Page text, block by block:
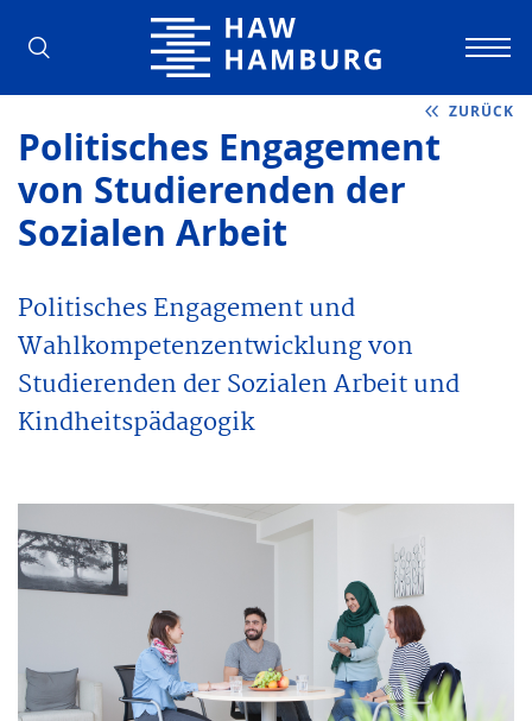
Hochschule für Angewandte
ZURÜCK
Politisches Engagement
von Studierenden der
Sozialen Arbeit
Politisches Engagement und
Wahlkompetenzentwicklung von
Studierenden der Sozialen Arbeit und
Kindheitspädagogik